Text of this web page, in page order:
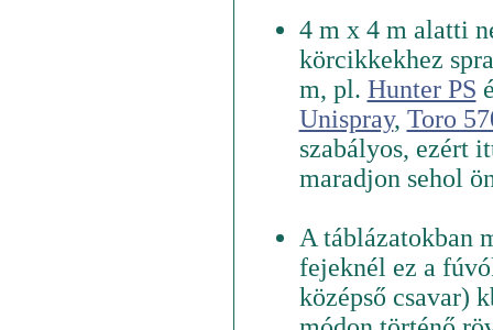
4 m x 4 m alatti
körcikkekhez
m, pl. Hunter PS
Unispray, Toro
szabályos, ezért
maradjon sehol
A táblázatokban
fejeknél ez a
középső csavar)